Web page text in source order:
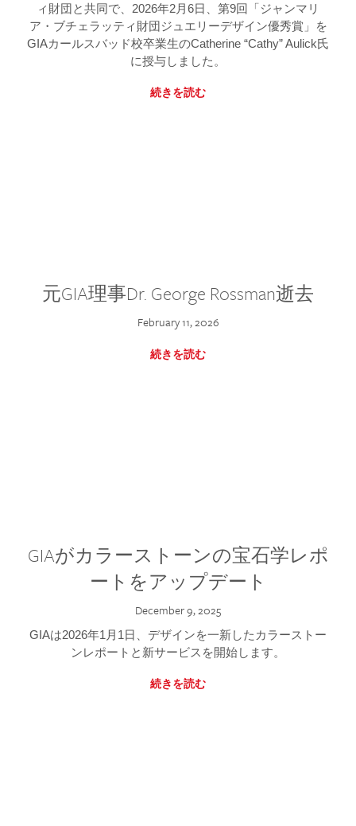
ィ財団と共同で、2026年2月6日、第9回「ジャンマリ
ア・ブチェラッティ財団ジュエリーデザイン優秀賞」を
GIAカールスバッド校卒業生のCatherine “Cathy” Aulick氏
に授与しました。
続きを読む
元GIA理事Dr. George Rossman逝去
February 11, 2026
続きを読む
GIAがカラーストーンの宝石学レポ
ートをアップデート
December 9, 2025
GIAは2026年1月1日、デザインを一新したカラーストー
ンレポートと新サービスを開始します。
続きを読む